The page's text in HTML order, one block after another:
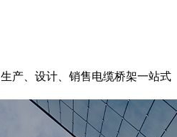
生产、设计、销售电缆桥架一站式